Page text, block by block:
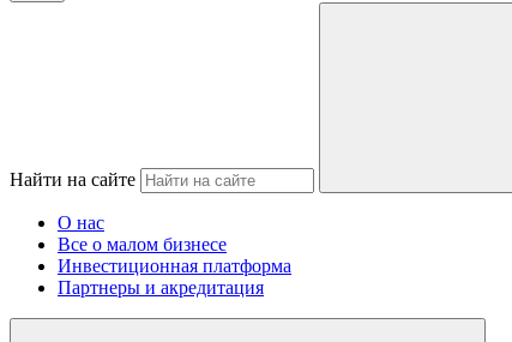
Найти на сайте
О нас
Все о малом бизнесе
Инвестиционная платформа
Партнеры и акредитация